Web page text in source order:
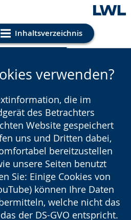
Inhaltsverzeichnis
Einstellungen
verwenden?
die im
des Betrachters
Website gespeichert
uns und Dritten dabei,
bereitzustellen
unsere Seiten benutzt
Sie: Einige Cookies von
können Ihre Daten
welche nicht das
der DS-GVO entspricht.